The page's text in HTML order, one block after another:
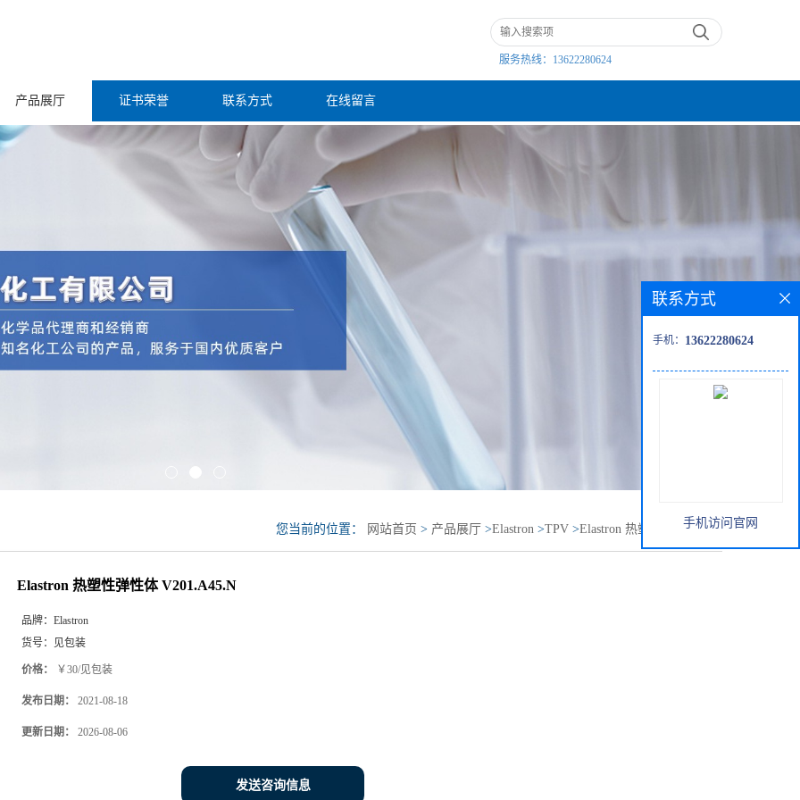
服务热线： 13622280624
产品展厅 证书荣誉 联系方式 在线留言
您当前的位置： 网站首页 > 产品展厅 >Elastron >TPV >Elastron 热塑性弹性体
Elastron 热塑性弹性体 V201.A45.N
品牌： Elastron
货号：
见包装
价格： ￥30/见包装
发布日期： 2021-08-18
更新日期： 2026-08-06
发送咨询信息
联系方式
手机： 13622280624
手机访问官网